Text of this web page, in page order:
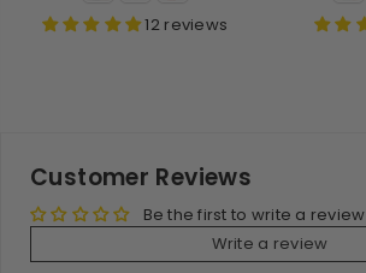
12 reviews
Customer Reviews
Be the first to write a review
Write a review